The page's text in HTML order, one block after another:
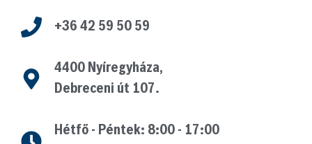
+36 42 59 50 59
4400 Nyíregyháza,
Debreceni út 107.
Hétfő - Péntek: 8:00 - 17:00